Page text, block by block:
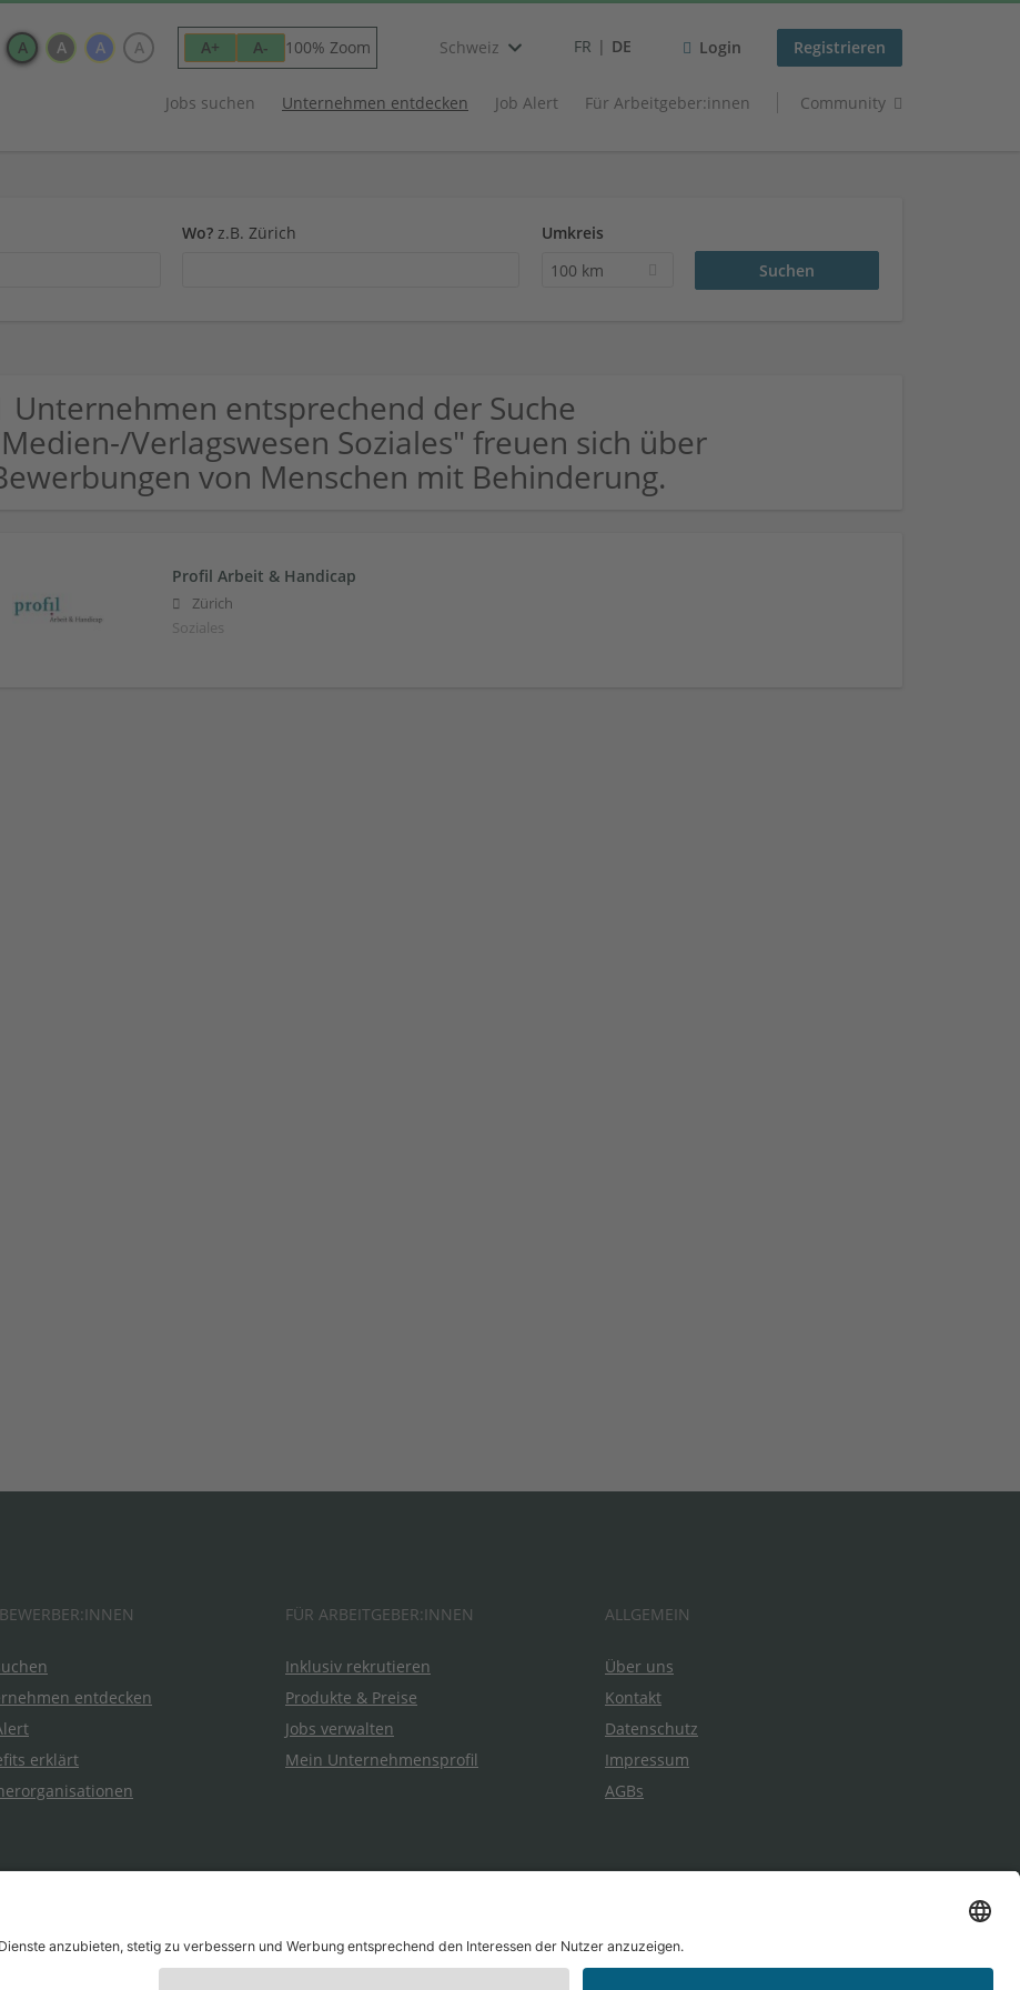
A A A A A+ A- 100% Zoom Schweiz FR DE Login Registrieren
Jobs suchen Unternehmen entdecken Job Alert Für Arbeitgeber:innen Community
Wo? z.B. Zürich
Umkreis
100 km
Unternehmen entsprechend der Suche
Verlagswesen Soziales" freuen sich über
von Menschen mit Behinderung.
Profil Arbeit & Handicap
Zürich
Soziales
entdecken
erklärt
FÜR ARBEITGEBER:INNEN
Inklusiv rekrutieren
Produkte & Preise
Jobs verwalten
Mein Unternehmensprofil
ALLGEMEIN
Über uns
Kontakt
Datenschutz
Impressum
AGBs